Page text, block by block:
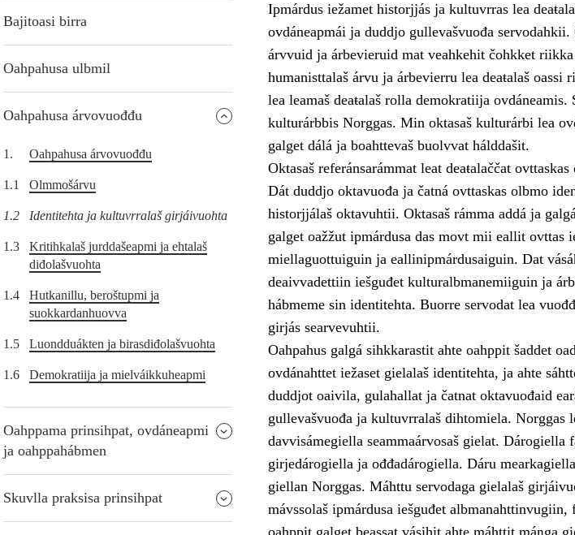
Bajitoasi birra
Oahpahusa ulbmil
Oahpahusa árvovuođđu
1. Oahpahusa árvovuođđu
1.1 Olmmošárvu
1.2 Identitehta ja kultuvrralaš girjáivuohta
1.3
Kritihkalaš jurddašeapmi ja ehtalaš
diđolašvuohta
1.4
Hutkanillu, beroštupmi ja
suokkardanhuovva
1.5 Luondduákten ja birasdiđolašvuohta
1.6 Demokratiija ja mielváikkuheapmi
Oahppama prinsihpat, ovdáneapmi
ja oahppahábmen
Skuvlla praksisa prinsihpat
Ipmárdus iežamet historjjás ja kultuvrras lea
ovdáneapmái ja duddjo gullevašvuođa
árvvuid ja árbevieruid mat veahkehit čohkket
humanisttalaš árvu ja árbevierru lea deaŧalaš
lea leamaš deaŧalaš rolla demokratiija
kulturárbbis Norggas. Min oktasaš kulturárbi lea
galget dálá ja boahttevaš buolvvat hálddašit.
Oktasaš referánsarámmat leat deaŧalaččat
Dát duddjo oktavuođa ja čatná ovttaskas olbmo
historjjálaš oktavuhtii. Oktasaš rámma addá ja
galget oažžut ipmárdusa das movt mii eallit ovttas
miellaguottuiguin ja eallinipmárdusaiguin. Dat
deaivvadettiin iešguđet kulturalbmanemiiguin ja
hábmeme sin identitehta. Buorre servodat lea
girjás searvevuhtii.
Oahpahus galgá sihkkarastit ahte oahppit šaddet
ovdánahttet iežaset gielalaš identitehta, ja ahte
duddjot oaivila, gulahallat ja čatnat oktavuođaid
gullevašvuođa ja kultuvrralaš dihtomiela.
davvisámegiella seammaárvosaš gielat. Dárogiella
girjedárogiella ja ođđadárogiella. Dáru
giellan Norggas. Máhttu servodaga gielalaš
mávssolaš ipmárdusa iešguđet